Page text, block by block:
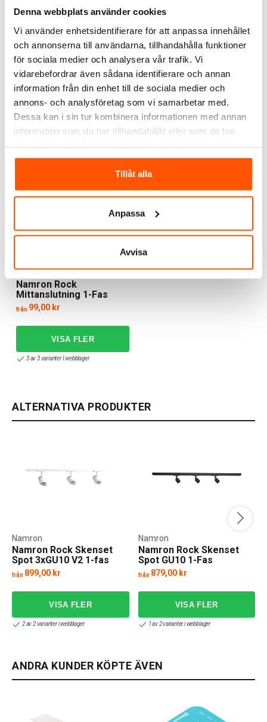
Denna webbplats använder cookies
Vi använder enhetsidentifierare för att anpassa innehållet
och annonserna till användarna, tillhandahålla funktioner
för sociala medier och analysera vår trafik. Vi
vidarebefordrar även sådana identifierare och annan
information från din enhet till de sociala medier och
annons- och analysföretag som vi samarbetar med.
Dessa kan i sin tur kombinera informationen med annan
information som du har tillhandahållit eller som de har
Tillåt alla
Anpassa
Avvisa
Namron Rock Skarv Rak
1-Fas
Namron
59,00 kr
Namron Rock
Hörnanslutning L-skarv
Namron
87,00 kr
Namron Rock
Mittanslutning 1-Fas
Namron
från 99,00 kr
3 av 3 varianter I webblager
ALTERNATIVA PRODUKTER
Namron Rock Skenset
Spot 3xGU10 V2 1-fas
Namron
från 899,00 kr
2 av 2 varianter i webblager
Namron Rock Skenset
Spot GU10 1-Fas
Namron
från 879,00 kr
1 av 2 varianter i webblager
ANDRA KUNDER KÖPTE ÄVEN